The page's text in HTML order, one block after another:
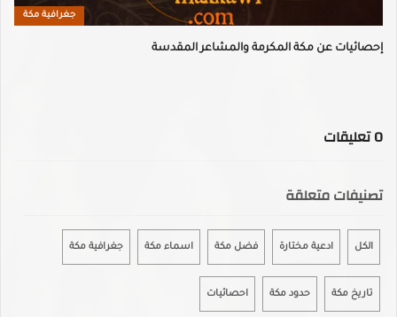
جغرافية مكة
إحصائيات عن مكة المكرمة والمشاعر المقدسة
0تعليقات
تصنيفات متعلقة
الكل ادعية مختارة فضل مكة اسماء مكة جغرافية مكة
تاريخ مكة حدود مكة احصائيات